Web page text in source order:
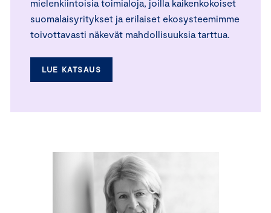
mielenkiintoisia toimialoja, joilla kaikenkokoiset
suomalaisyritykset ja erilaiset ekosysteemimme
toivottavasti näkevät mahdollisuuksia tarttua.
LUE KATSAUS